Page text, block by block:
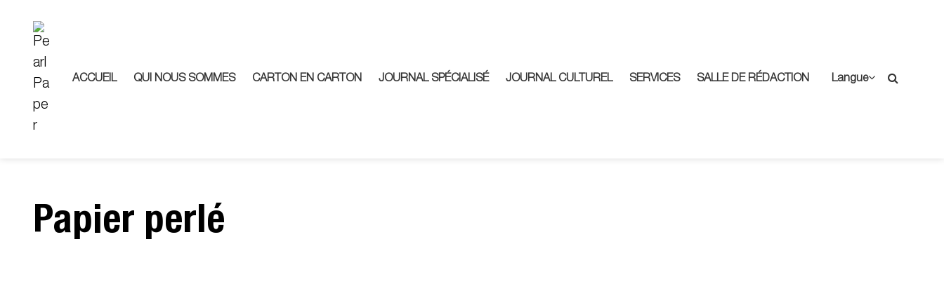
ACCUEIL QUI NOUS SOMMES CARTON EN CARTON JOURNAL SPÉCIALISÉ JOURNAL CULTUREL SERVICES SALLE DE RÉDACTION Langue
Papier perlé